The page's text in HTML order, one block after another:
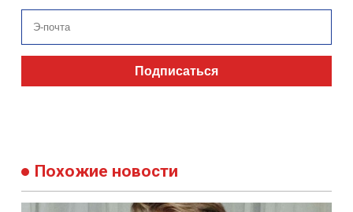
Подписаться
Похожие новости